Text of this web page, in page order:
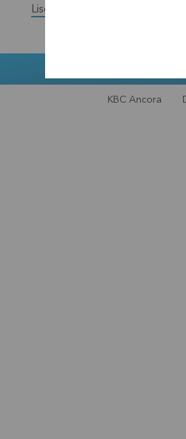
Lisez la version complète du
KBC Ancora